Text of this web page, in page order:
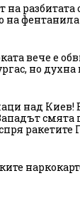
на
на
вече е
но
над Киев!
смята
ракетите